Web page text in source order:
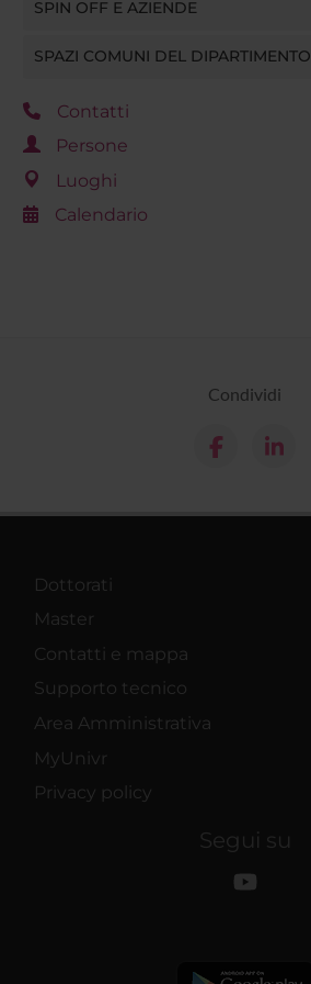
SPIN OFF E AZIENDE
SPAZI COMUNI DEL DIPARTIMENTO
Contatti
Persone
Luoghi
Calendario
Condividi
Dottorati
Master
Contatti e mappa
Supporto tecnico
Area Amministrativa
MyUnivr
Privacy policy
Segui su